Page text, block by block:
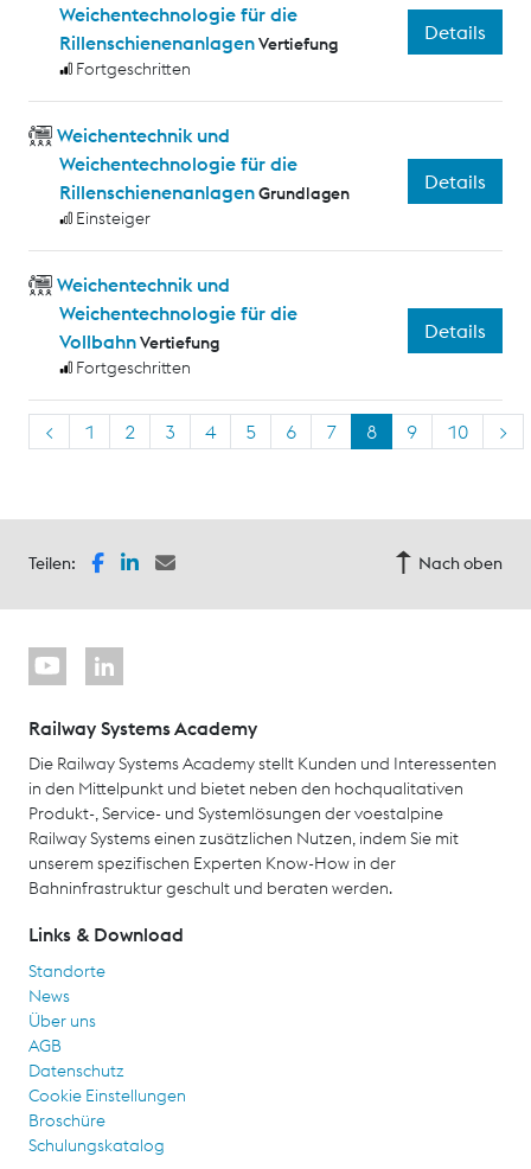
Weichentechnologie für die
RillenschienenanlagenVertiefung
Fortgeschritten
Details
Weichentechnik und
Weichentechnologie für die
RillenschienenanlagenGrundlagen
Einsteiger
Details
Weichentechnik und
Weichentechnologie für die
VollbahnVertiefung
Fortgeschritten
Details
< 1 2 3 4 5 6 7 8 9 10 >
Teilen: Nach oben
Railway Systems Academy
Die Railway Systems Academy stellt Kunden und Interessenten
in den Mittelpunkt und bietet neben den hochqualitativen
Produkt-, Service- und Systemlösungen der voestalpine
Railway Systems einen zusätzlichen Nutzen, indem Sie mit
unserem spezifischen Experten Know-How in der
Bahninfrastruktur geschult und beraten werden.
Links & Download
Standorte
News
Über uns
AGB
Datenschutz
Cookie Einstellungen
Broschüre
Schulungskatalog